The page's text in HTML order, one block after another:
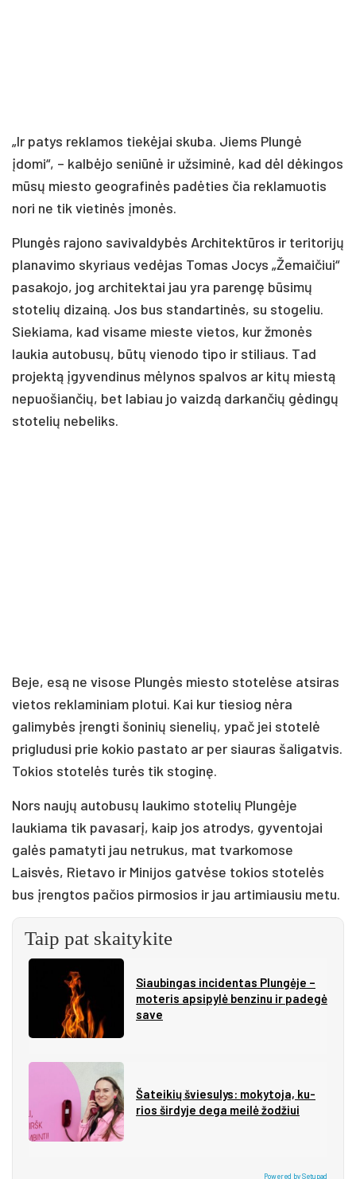
„Ir patys reklamos tiekėjai skuba. Jiems Plungė
įdomi“, – kalbėjo seniūnė ir užsiminė, kad dėl dėkingos
mūsų miesto geografinės padėties čia reklamuotis
nori ne tik vietinės įmonės.
Plungės rajono savivaldybės Architektūros ir teritorijų
planavimo skyriaus vedėjas Tomas Jocys „Žemaičiui“
pasakojo, jog architektai jau yra parengę būsimų
stotelių dizainą. Jos bus standartinės, su stogeliu.
Siekiama, kad visame mieste vietos, kur žmonės
laukia autobusų, būtų vienodo tipo ir stiliaus. Tad
projektą įgyvendinus mėlynos spalvos ar kitų miestą
nepuošiančių, bet labiau jo vaizdą darkančių gėdingų
stotelių nebeliks.
Beje, esą ne visose Plungės miesto stotelėse atsiras
vietos reklaminiam plotui. Kai kur tiesiog nėra
galimybės įrengti šoninių sienelių, ypač jei stotelė
prigludusi prie kokio pastato ar per siauras šaligatvis.
Tokios stotelės turės tik stoginę.
Nors naujų autobusų laukimo stotelių Plungėje
laukiama tik pavasarį, kaip jos atrodys, gyventojai
galės pamatyti jau netrukus, mat tvarkomose
Laisvės, Rietavo ir Minijos gatvėse tokios stotelės
bus įrengtos pačios pirmosios ir jau artimiausiu metu.
Taip pat skaitykite
Siau­bin­gas in­ci­den­tas Plun­gė­je –
mo­te­ris ap­si­py­lė ben­zi­nu ir pa­de­gė
sa­ve
Ša­tei­kių švie­su­lys: mo­ky­to­ja, ku­
rios šir­dy­je de­ga mei­lė žo­džiui
Powered by Setupad